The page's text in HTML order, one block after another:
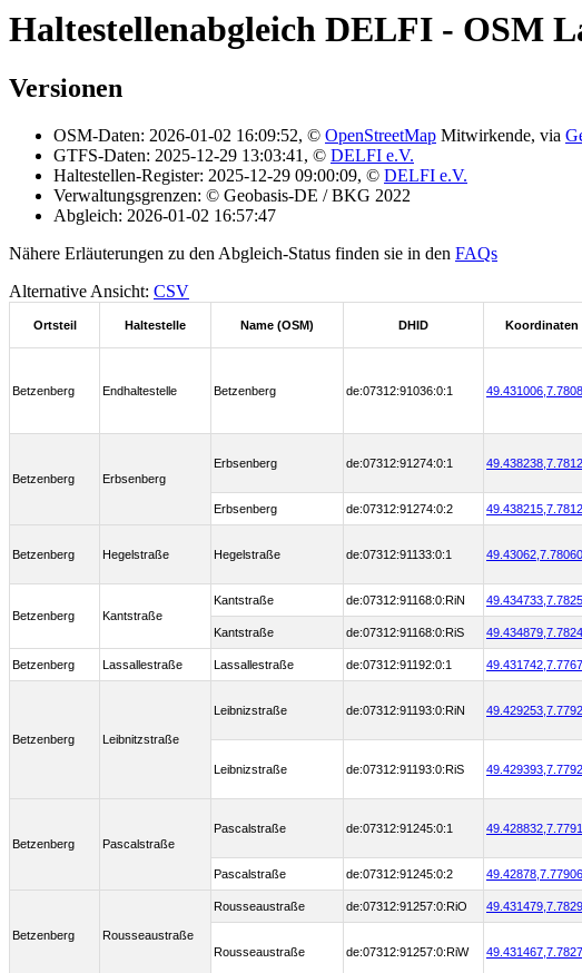
Haltestellenabgleich DELFI - OSM
Versionen
OSM-Daten: 2026-01-02 16:09:52, © OpenStreetMap Mitwirkende, via
GTFS-Daten: 2025-12-29 13:03:41, © DELFI e.V.
Haltestellen-Register: 2025-12-29 09:00:09, © DELFI e.V.
Verwaltungsgrenzen: © Geobasis-DE / BKG 2022
Abgleich: 2026-01-02 16:57:47
Nähere Erläuterungen zu den Abgleich-Status finden sie in den FAQs
Alternative Ansicht: CSV
Ortsteil Haltestelle Name (OSM) DHID Koordinaten
Betzenberg Endhaltestelle Betzenberg de:07312:91036:0:1 49.431006,
Betzenberg Erbsenberg
Erbsenberg de:07312:91274:0:1 49.438238,
Erbsenberg de:07312:91274:0:2 49.438215,
Betzenberg Hegelstraße Hegelstraße de:07312:91133:0:1 49.43062,
Betzenberg Kantstraße
Kantstraße de:07312:91168:0:RiN 49.434733,
Kantstraße de:07312:91168:0:RiS 49.434879,
Betzenberg Lassallestraße Lassallestraße de:07312:91192:0:1 49.431742,
Betzenberg Leibnitzstraße
Leibnizstraße de:07312:91193:0:RiN 49.429253,
Leibnizstraße de:07312:91193:0:RiS 49.429393,
Betzenberg Pascalstraße
Pascalstraße de:07312:91245:0:1 49.428832,
Pascalstraße de:07312:91245:0:2 49.42878,
Betzenberg Rousseaustraße
Rousseaustraße de:07312:91257:0:RiO 49.431479,
Rousseaustraße de:07312:91257:0:RiW 49.431467,